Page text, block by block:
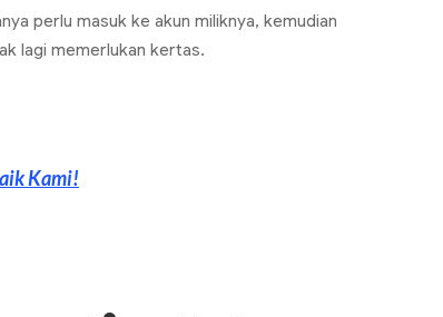
perlu masuk ke akun miliknya, kemudian
lagi memerlukan kertas.
Kami!